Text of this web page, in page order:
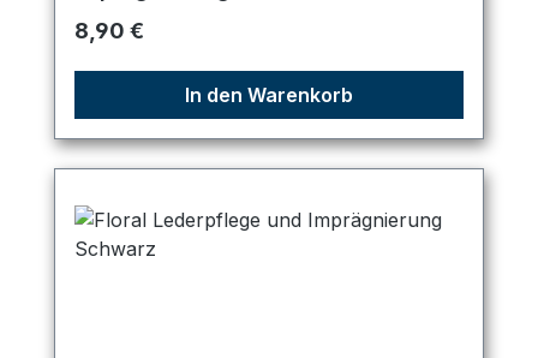
Regulärer Preis:
8,90 €
In den Warenkorb